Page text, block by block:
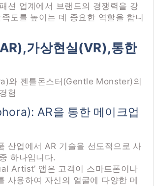
션 업계에서 브랜드의 경쟁력을 강
도를 높이는 데 중요한 역할을 합니
가상현실(VR),통한
와 젠틀몬스터(Gentle Monster)의
험
AR을 통한 메이크업
산업에서 AR 기술을 선도적으로 사
하나입니다.
Artist’ 앱은 고객이 스마트폰이나
사용하여 자신의 얼굴에 다양한 메